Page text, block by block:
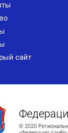
сайт
© 2020